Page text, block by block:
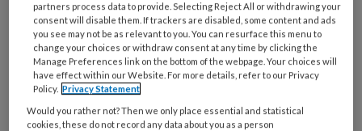
30 DECEMBER 2024 ACHTERGROND
KWALITEIT
OPVANG
partners process data to provide. Selecting Reject All or withdrawing your
consent will disable them. If trackers are disabled, some content and ads
you see may not be as relevant to you. You can resurface this menu to
change your choices or withdraw consent at any time by clicking the
Manage Preferences link on the bottom of the webpage. Your choices will
have effect within our Website. For more details, refer to our Privacy
Policy. Privacy Statement
Would you rather not? Then we only place essential and statistical
cookies, these do not record any data about you as a person